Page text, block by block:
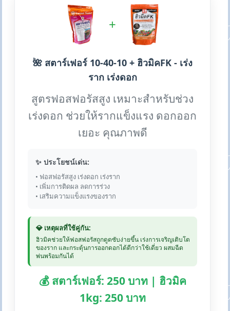
+
🌺 สตาร์เฟอร์ 10-40-10 + ฮิวมิคFK - เร่ง
ราก เร่งดอก
สูตรฟอสฟอรัสสูง เหมาะสำหรับช่วง
เร่งดอก ช่วยให้รากแข็งแรง ดอกออก
เยอะ คุณภาพดี
✨ ประโยชน์เด่น:
• ฟอสฟอรัสสูง เร่งดอก เร่งราก
• เพิ่มการติดผล ลดการร่วง
• เสริมความแข็งแรงของราก
💎 เหตุผลที่ใช้คู่กัน:
ฮิวมิคช่วยให้ฟอสฟอรัสถูกดูดซับง่ายขึ้น เร่งการเจริญเติบโต
ของราก และกระตุ้นการออกดอกได้ดีกว่าใช้เดี่ยว ผสมฉีด
พ่นพร้อมกันได้
💰 สตาร์เฟอร์: 250 บาท | ฮิวมิค
1kg: 250 บาท